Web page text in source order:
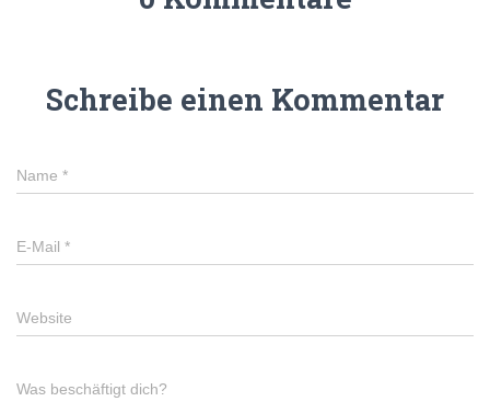
Schreibe einen Kommentar
Name *
E-Mail *
Website
Was beschäftigt dich?